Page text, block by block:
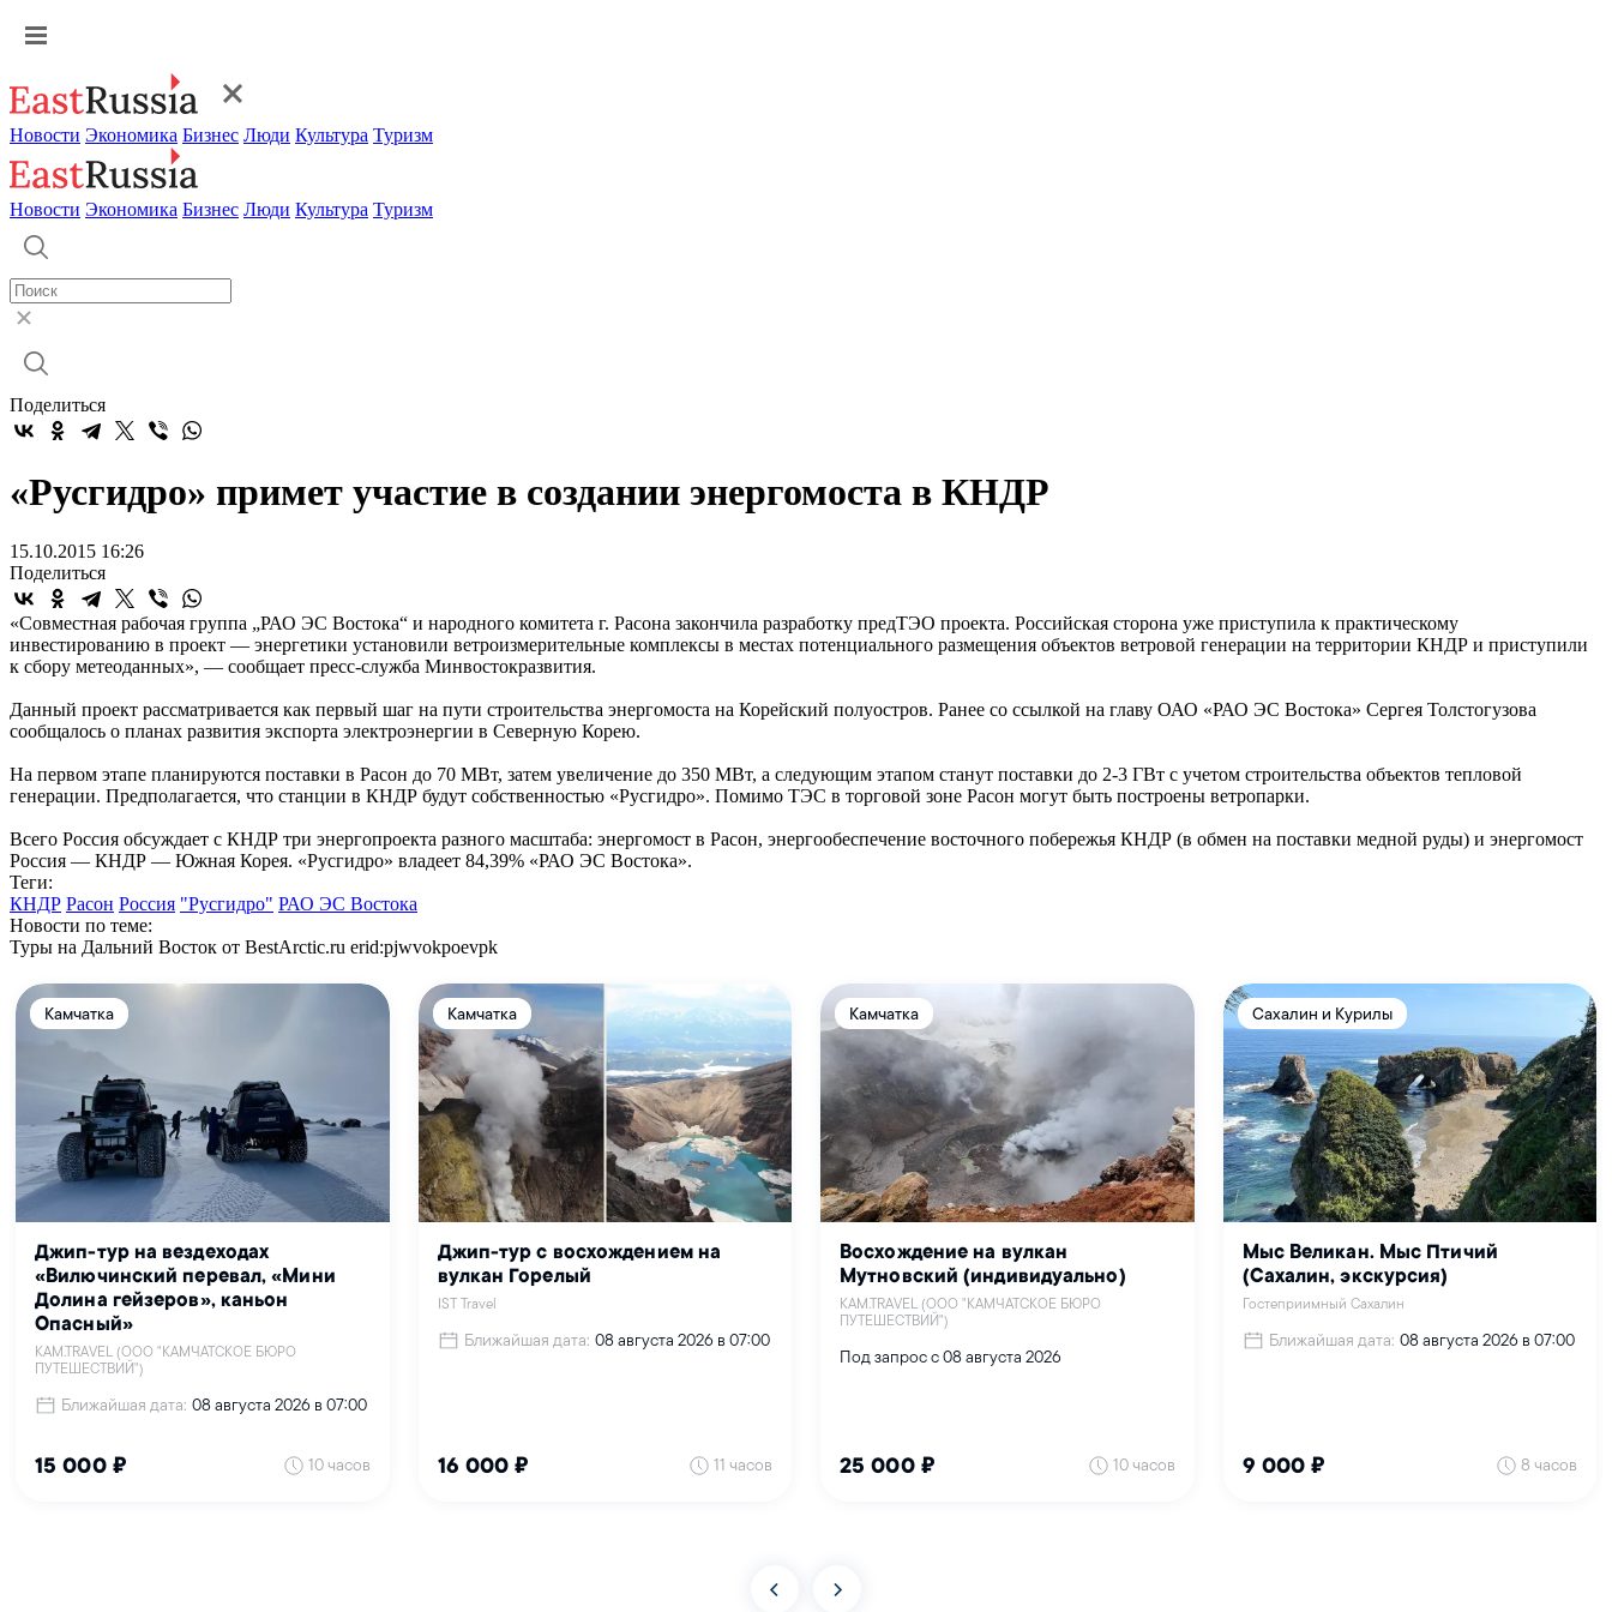
Новости Экономика Бизнес Люди Культура Туризм
Новости Экономика Бизнес Люди Культура Туризм
Поделиться
«Русгидро» примет участие в создании энергомоста в КНДР
15.10.2015 16:26
Поделиться
«Совместная рабочая группа „РАО ЭС Востока“ и народного комитета г. Расона закончила разработку предТЭО проекта. Российская сторона уже приступила к практическому
инвестированию в проект — энергетики установили ветроизмерительные комплексы в местах потенциального размещения объектов ветровой генерации на территории КНДР и приступили
к сбору метеоданных», — сообщает пресс-служба Минвостокразвития.
Данный проект рассматривается как первый шаг на пути строительства энергомоста на Корейский полуостров. Ранее со ссылкой на главу ОАО «РАО ЭС Востока» Сергея Толстогузова
сообщалось о планах развития экспорта электроэнергии в Северную Корею.
На первом этапе планируются поставки в Расон до 70 МВт, затем увеличение до 350 МВт, а следующим этапом станут поставки до 2-3 ГВт с учетом строительства объектов тепловой
генерации. Предполагается, что станции в КНДР будут собственностью «Русгидро». Помимо ТЭС в торговой зоне Расон могут быть построены ветропарки.
Всего Россия обсуждает с КНДР три энергопроекта разного масштаба: энергомост в Расон, энергообеспечение восточного побережья КНДР (в обмен на поставки медной руды) и энергомост
Россия — КНДР — Южная Корея. «Русгидро» владеет 84,39% «РАО ЭС Востока».
Теги:
КНДР Расон Россия "Русгидро" РАО ЭС Востока
Новости по теме:
Туры на Дальний Восток от BestArctic.ru erid:pjwvokpoevpk